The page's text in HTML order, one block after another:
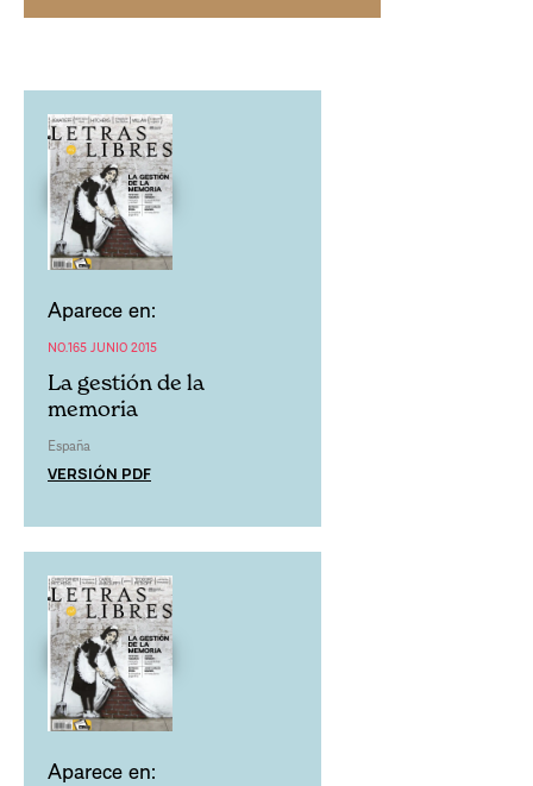
Aparece en:
NO.165 JUNIO 2015
La gestión de la
memoria
España
VERSIÓN PDF
Aparece en: